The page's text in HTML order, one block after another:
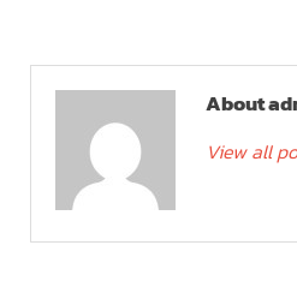
About
View all